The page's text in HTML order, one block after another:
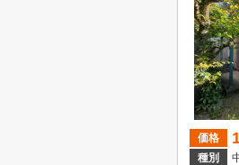
価格
種別